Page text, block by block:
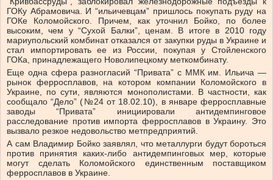
ГОКу Абрамовича. И “ильичевцам” пришлось покупать руду на
ГОКе Коломойского. Причем, как уточнил Бойко, по более
высоким, чем у “Сухой Балки”, ценам. В итоге в 2010 году
мариупольский комбинат отказался от закупки руды в Украине и
стал импортировать ее из России, покупая у Стойленского
ГОКа, принадлежащего Новолипецкому меткомбинату.
Еще одна сфера разногласий “Привата” с ММК им. Ильича —
рынок ферросплавов, на котором компании Коломойского в
Украине, по сути, являются монополистами. В частности, как
сообщало “Дело” (№24 от 18.02.10), в январе ферросплавные
заводы “Привата” инициировали антидемпинговое
расследование против импорта ферросплавов в Украину. Это
вызвало резкое недовольство метпредприятий.
А сам Владимир Бойко заявлял, что металлурги будут бороться
против принятия каких-либо антидемпинговых мер, которые
могут сделать Коломойского единственным поставщиком
ферросплавов в Украине.